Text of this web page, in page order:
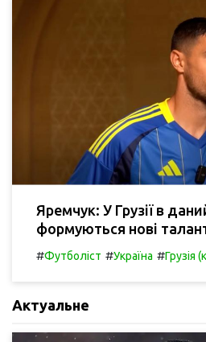
Яремчук: У Грузії в
формуються нові
#Футболіст #Україна #Грузія
Актуальне